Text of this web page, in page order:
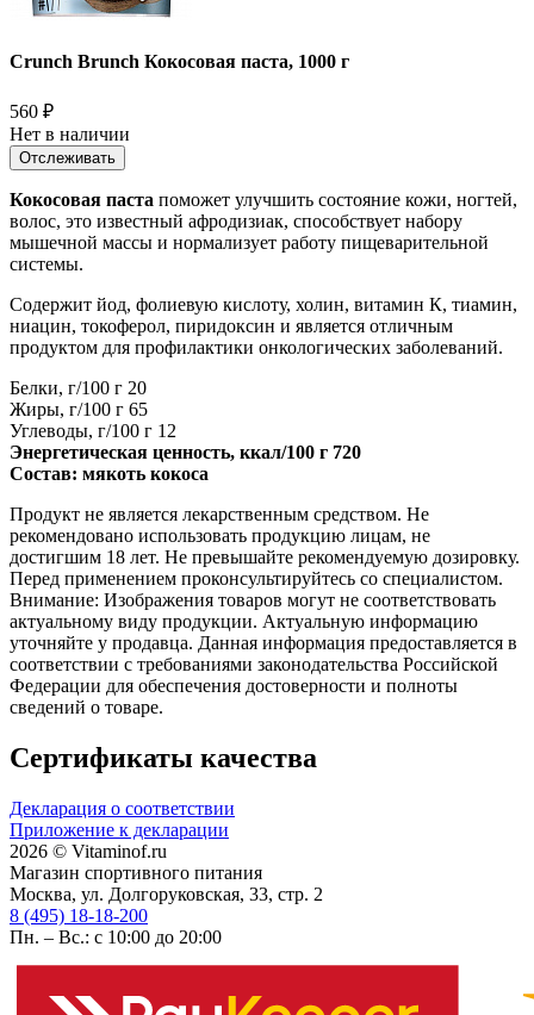
Crunch Brunch Кокосовая паста, 1000 г
560 ₽
Нет в наличии
Отслеживать
Кокосовая паста поможет улучшить состояние кожи, ногтей,
волос, это известный афродизиак, способствует набору
мышечной массы и нормализует работу пищеварительной
системы.
Содержит йод, фолиевую кислоту, холин, витамин К, тиамин,
ниацин, токоферол, пиридоксин и является отличным
продуктом для профилактики онкологических заболеваний.
Белки, г/100 г 20
Жиры, г/100 г 65
Углеводы, г/100 г 12
Энергетическая ценность, ккал/100 г 720
Состав: мякоть кокоса
Продукт не является лекарственным средством. Не
рекомендовано использовать продукцию лицам, не
достигшим 18 лет. Не превышайте рекомендуемую дозировку.
Перед применением проконсультируйтесь со специалистом.
Внимание: Изображения товаров могут не соответствовать
актуальному виду продукции. Актуальную информацию
уточняйте у продавца. Данная информация предоставляется в
соответствии с требованиями законодательства Российской
Федерации для обеспечения достоверности и полноты
сведений о товаре.
Сертификаты качества
Декларация о соответствии
Приложение к декларации
2026 © Vitaminof.ru
Магазин спортивного питания
Москва, ул. Долгоруковская, 33, стр. 2
8 (495) 18-18-200
Пн. – Вс.: с 10:00 до 20:00